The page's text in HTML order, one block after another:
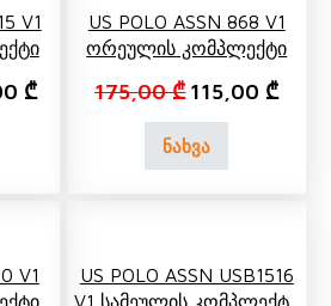
V1
price was: 260,00 ₾.
₾Current price is: 180,00 ₾.
US POLO ASSN 868 V1
Ორეულის Კომპლექტი
175,00₾ Original price
115,00 ₾
ნახვა
V1
US POLO ASSN USB1516
V1 Სამეულის Კომპლექტი